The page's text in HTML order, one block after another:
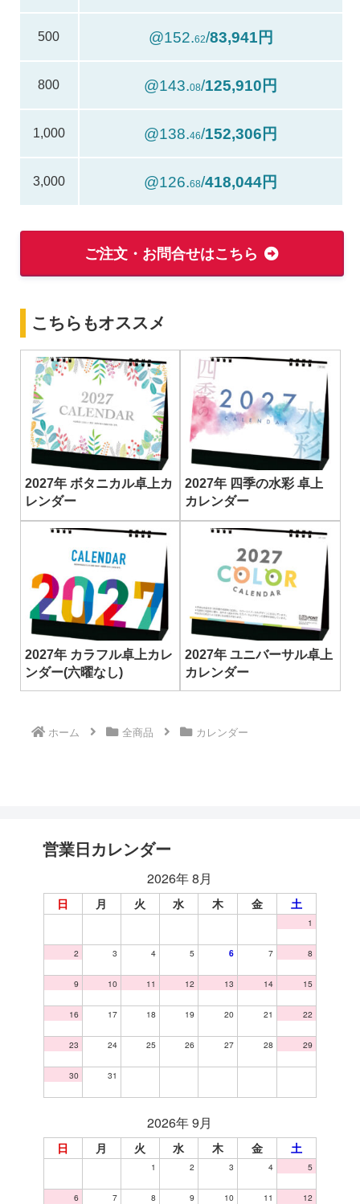
500 @152.62/83,941円
800 @143.08/125,910円
1,000 @138.46/152,306円
3,000 @126.68/418,044円
ご注文・お問合せはこちら
こちらもオススメ
2027年 ボタニカル卓上カ
レンダー
2027年 四季の水彩 卓上
カレンダー
2027年 カラフル卓上カレ
ンダー(六曜なし)
2027年 ユニバーサル卓上
カレンダー
ホーム 全商品 カレンダー
営業日カレンダー
2026年 8月
日 月 火 水 木 金 土
1
2 3 4 5 6 7 8
9 10 11 12 13 14 15
16 17 18 19 20 21 22
23 24 25 26 27 28 29
30 31
2026年 9月
日 月 火 水 木 金 土
1 2 3 4 5
6 7 8 9 10 11 12